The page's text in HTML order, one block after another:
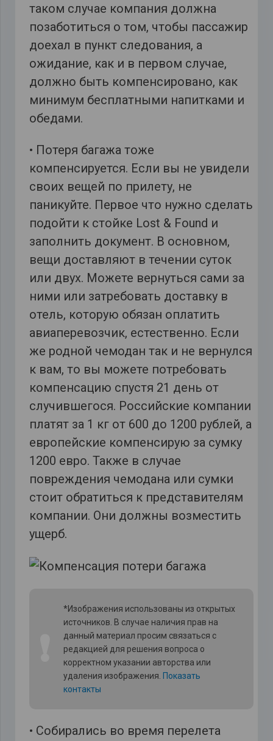
таком случае компания должна
позаботиться о том, чтобы пассажир
доехал в пункт следования, а
ожидание, как и в первом случае,
должно быть компенсировано, как
минимум бесплатными напитками и
обедами.
• Потеря багажа тоже
компенсируется. Если вы не увидели
своих вещей по прилету, не
паникуйте. Первое что нужно сделать
подойти к стойке Lost & Found и
заполнить документ. В основном,
вещи доставляют в течении суток
или двух. Можете вернуться сами за
ними или затребовать доставку в
отель, которую обязан оплатить
авиаперевозчик, естественно. Если
же родной чемодан так и не вернулся
к вам, то вы можете потребовать
компенсацию спустя 21 день от
случившегося. Российские компании
платят за 1 кг от 600 до 1200 рублей, а
европейские компенсирую за сумку
1200 евро. Также в случае
повреждения чемодана или сумки
стоит обратиться к представителям
компании. Они должны возместить
ущерб.
*Изображения использованы из открытых
источников. В случае наличия прав на
данный материал просим связаться с
редакцией для решения вопроса о
корректном указании авторства или
удаления изображения. Показать
контакты
• Собирались во время перелета